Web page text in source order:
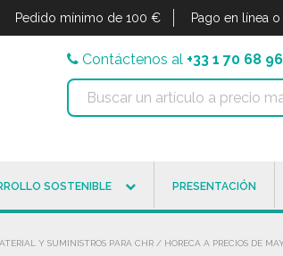
Pedido mínimo de 100 € Pago en línea
Contáctenos al +33 1 70 68
SOSTENIBLE PRESENTACIÓN
Y SUMINISTROS PARA CHR / HORECA A PRECIOS DE